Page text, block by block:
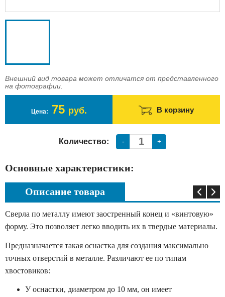
Внешний вид товара может отличатся от представленного
на фотографии.
Цена: 75 руб. В корзину
Количество: - +
Основные характеристики:
Описание товара
Сверла по металлу имеют заостренный конец и «винтовую»
форму. Это позволяет легко вводить их в твердые материалы.
Предназначается такая оснастка для создания максимально
точных отверстий в металле. Различают ее по типам
хвостовиков:
У оснастки, диаметром до 10 мм, он имеет